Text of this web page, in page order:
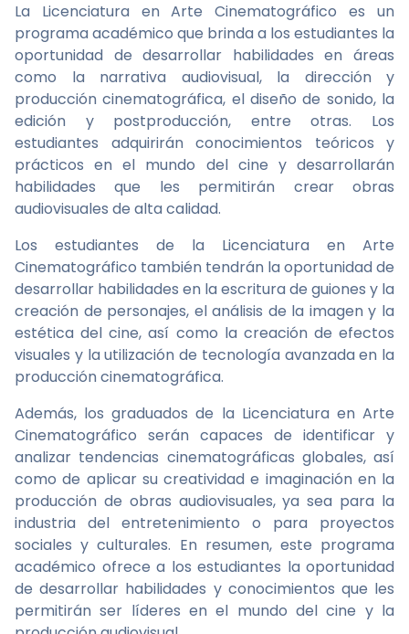
La Licenciatura en Arte Cinematográfico es un
programa académico que brinda a los estudiantes la
oportunidad de desarrollar habilidades en áreas
como la narrativa audiovisual, la dirección y
producción cinematográfica, el diseño de sonido, la
edición y postproducción, entre otras. Los
estudiantes adquirirán conocimientos teóricos y
prácticos en el mundo del cine y desarrollarán
habilidades que les permitirán crear obras
audiovisuales de alta calidad.
Los estudiantes de la Licenciatura en Arte
Cinematográfico también tendrán la oportunidad de
desarrollar habilidades en la escritura de guiones y la
creación de personajes, el análisis de la imagen y la
estética del cine, así como la creación de efectos
visuales y la utilización de tecnología avanzada en la
producción cinematográfica.
Además, los graduados de la Licenciatura en Arte
Cinematográfico serán capaces de identificar y
analizar tendencias cinematográficas globales, así
como de aplicar su creatividad e imaginación en la
producción de obras audiovisuales, ya sea para la
industria del entretenimiento o para proyectos
sociales y culturales. En resumen, este programa
académico ofrece a los estudiantes la oportunidad
de desarrollar habilidades y conocimientos que les
permitirán ser líderes en el mundo del cine y la